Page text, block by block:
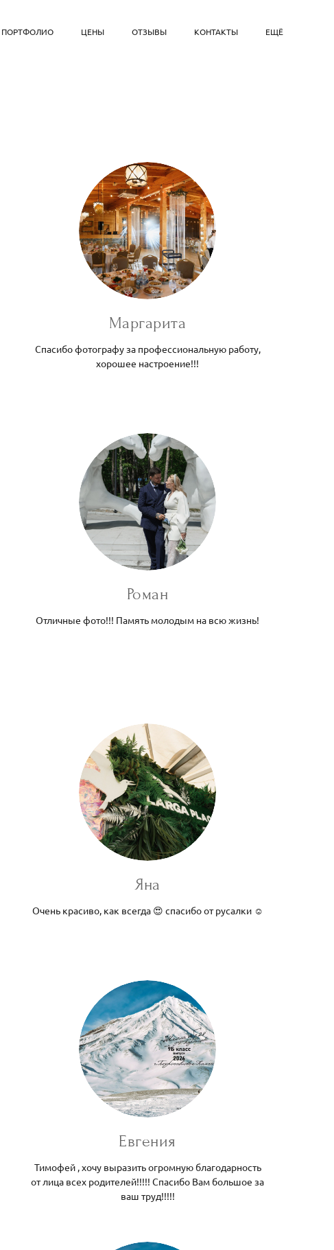
ПОРТФОЛИО ЦЕНЫ ОТЗЫВЫ КОНТАКТЫ ЕЩЁ
Маргарита
Спасибо фотографу за профессиональную работу,
хорошее настроение!!!
Роман
Отличные фото!!! Память молодым на всю жизнь!
Яна
Очень красиво, как всегда 😍 спасибо от русалки ☺️
Евгения
Тимофей , хочу выразить огромную благодарность
от лица всех родителей!!!!! Спасибо Вам большое за
ваш труд!!!!!